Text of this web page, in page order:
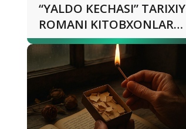
“YALDO KECHASI” TARIXIY
ROMANI KITOBXONLAR
QO‘LIDA